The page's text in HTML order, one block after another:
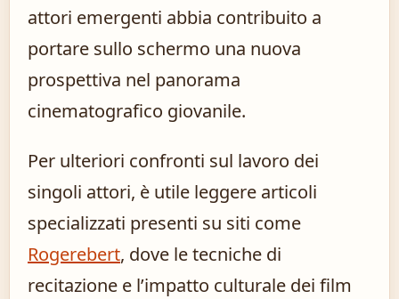
attori emergenti abbia contribuito a
portare sullo schermo una nuova
prospettiva nel panorama
cinematografico giovanile.
Per ulteriori confronti sul lavoro dei
singoli attori, è utile leggere articoli
specializzati presenti su siti come
Rogerebert, dove le tecniche di
recitazione e l’impatto culturale dei film